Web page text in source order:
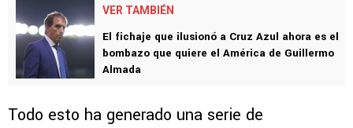
VER TAMBIÉN
El fichaje que ilusionó a Cruz Azul ahora es el
bombazo que quiere el América de Guillermo
Almada
Todo esto ha generado una serie de